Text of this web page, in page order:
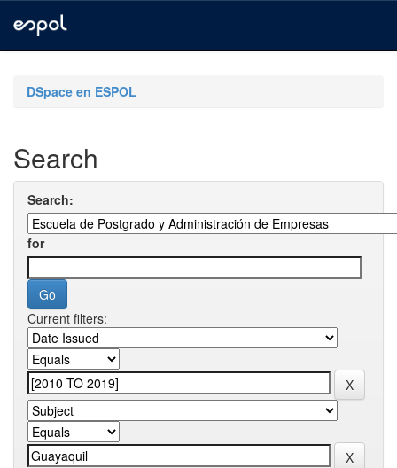
navigationDSpace en ESPOL
Search
Search:
for
Current filters: